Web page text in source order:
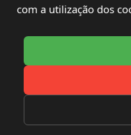
Resumo
Mudar
com a utilização dos